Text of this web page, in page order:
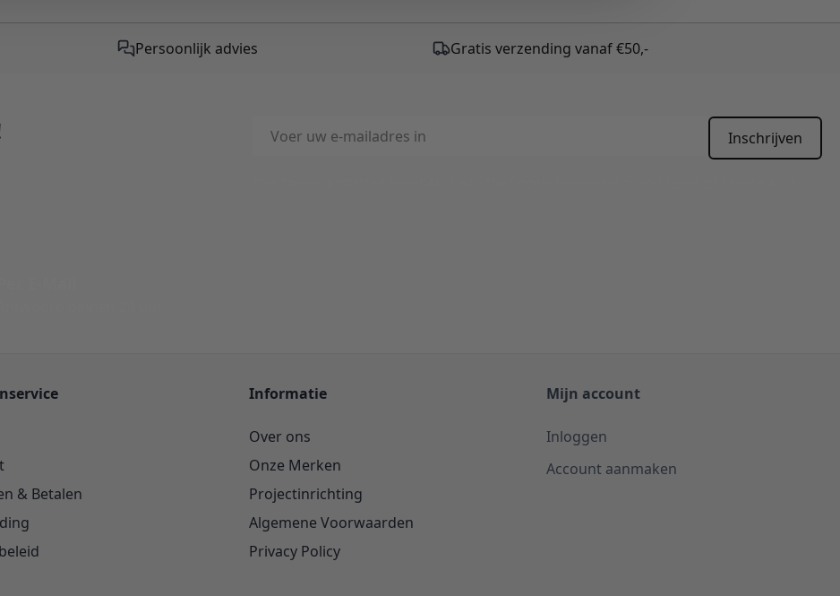
Persoonlijk advies Gratis verzending vanaf €50,-
E-mailadres
Inschrijven
& Betalen
Informatie
Over ons
Onze Merken
Projectinrichting
Algemene Voorwaarden
Privacy Policy
Mijn account
Inloggen
Account aanmaken